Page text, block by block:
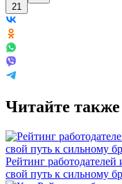
21
Читайте также
Рейтинг
свой путь к сильному